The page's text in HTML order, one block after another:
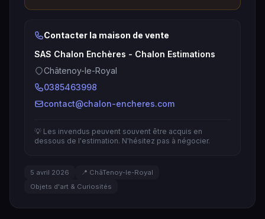
Contacter la maison de vente
SAS Chalon Enchères - Chalon Estimations
Châtenoy-le-Royal
0385463998
contact@chalon-encheres.com
💡 Les invendus peuvent souvent être acquis en
dessous de l'estimation. N'hésitez pas à négocier.
5 avril 2026
📍 ChâTenoy-le-Royal
Objets d'art & Curiosités